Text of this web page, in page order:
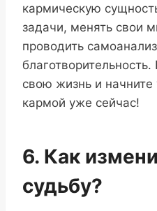
кармическую
задачи, менять свои
проводить
свою жизнь и начните
кармой уже сейчас!
6. Как
судьбу?